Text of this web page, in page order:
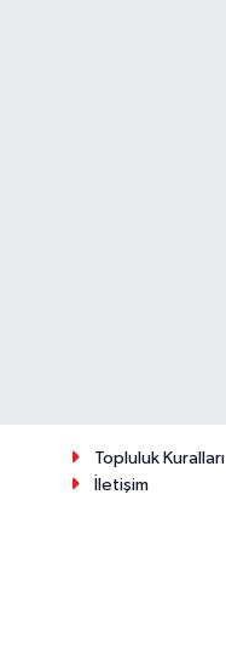
Topluluk Kuralları
İletişim